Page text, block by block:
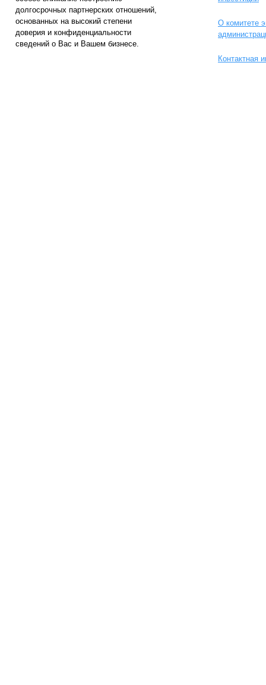
долгосрочных партнерских отношений,
основанных на высокий степени
доверия и конфиденциальности
сведений о Вас и Вашем бизнесе.
О комитете
Контактная